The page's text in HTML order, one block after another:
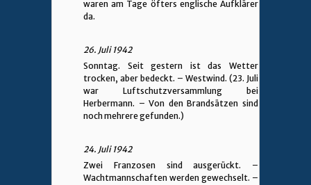
waren am Tage öfters englische Aufklärer
da.
26. Juli 1942
Sonntag. Seit gestern ist das Wetter
trocken, aber bedeckt. – Westwind. (23. Juli
war Luftschutzversammlung bei
Herbermann. – Von den Brandsätzen sind
noch mehrere gefunden.)
24. Juli 1942
Zwei Franzosen sind ausgerückt. –
Wachtmannschaften werden gewechselt. –